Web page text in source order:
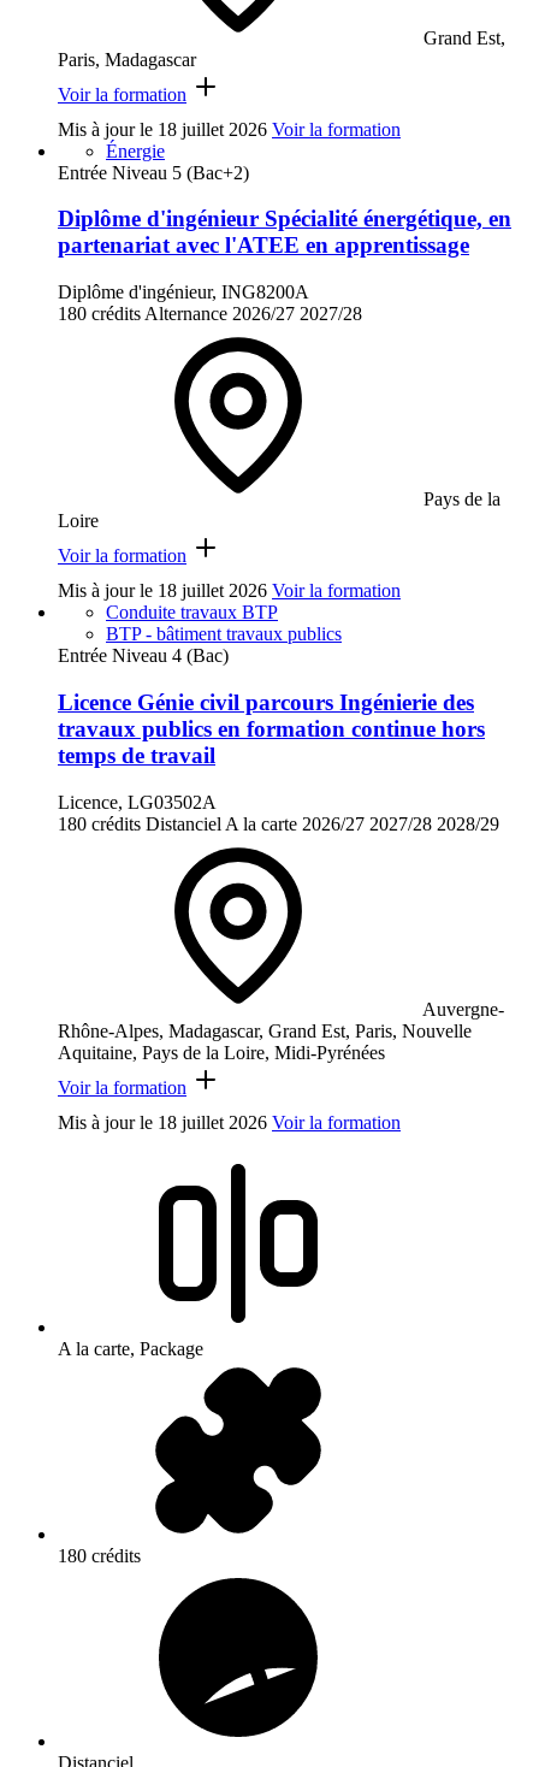
Grand Est,
Paris, Madagascar
Voir la formation
Mis à jour le 18 juillet 2026 Voir la formation
Énergie
Entrée Niveau 5 (Bac+2)
Diplôme d'ingénieur Spécialité énergétique, en
partenariat avec l'ATEE en apprentissage
Diplôme d'ingénieur, ING8200A
180 crédits Alternance 2026/27 2027/28
Pays de la
Loire
Voir la formation
Mis à jour le 18 juillet 2026 Voir la formation
Conduite travaux BTP
BTP - bâtiment travaux publics
Entrée Niveau 4 (Bac)
Licence Génie civil parcours Ingénierie des
travaux publics en formation continue hors
temps de travail
Licence, LG03502A
180 crédits Distanciel A la carte 2026/27 2027/28 2028/29
Auvergne-
Rhône-Alpes, Madagascar, Grand Est, Paris, Nouvelle
Aquitaine, Pays de la Loire, Midi-Pyrénées
Voir la formation
Mis à jour le 18 juillet 2026 Voir la formation
A la carte, Package
180 crédits
Distanciel